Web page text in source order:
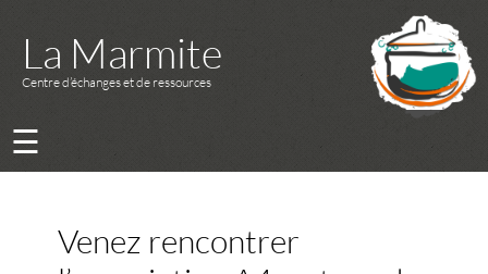
La Marmite
Centre d’échanges et de ressources
☰
Venez rencontrer